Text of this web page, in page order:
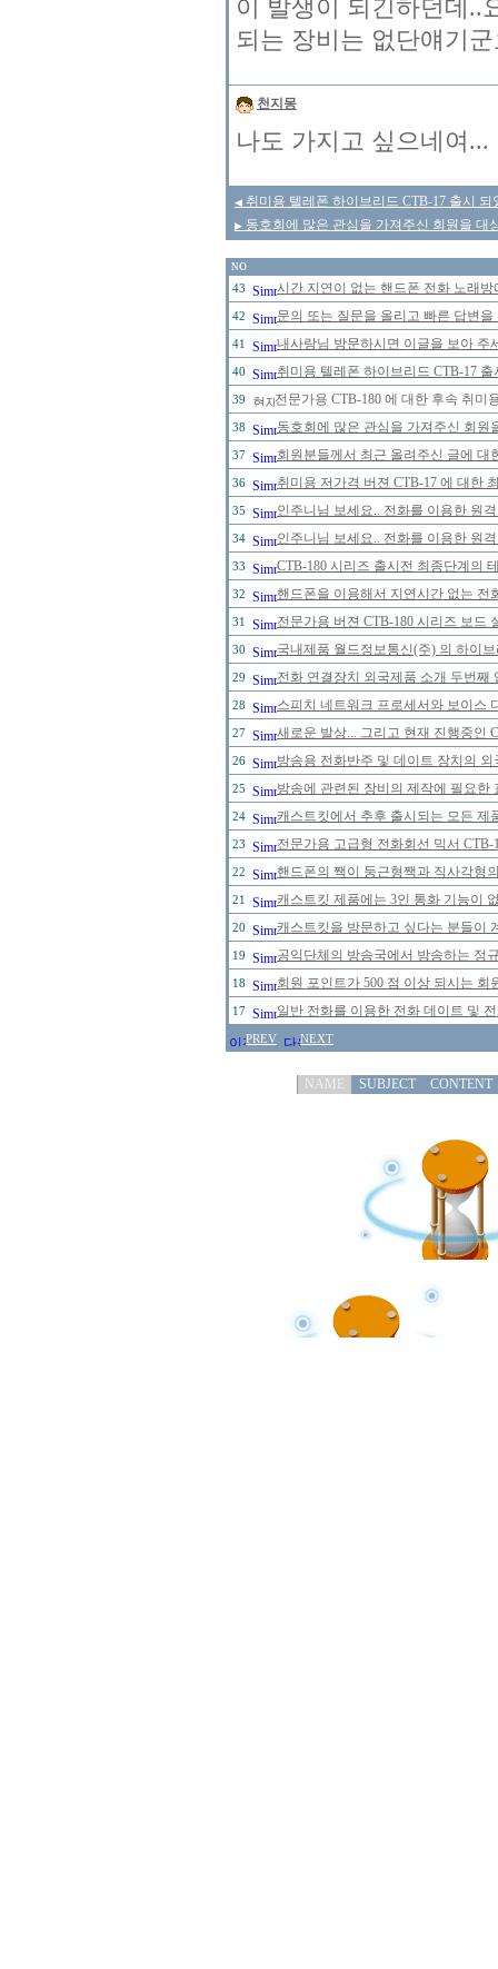
이 발생이 되긴하던데..
되는 장비는 없단얘기
천지몽
나도 가지고 싶으네여...
◀ 취미용 텔레폰 하이브리드 CTB-17 출시 되
▶ 동호회에 많은 관심을 가져주신 회원을 대
NO
43 시간 지연이 없는 핸드폰 전화 노래
42 문의 또는 질문을 올리고 빠른 답변
41 내사랑님 방문하시면 이글을 보아 주
40 취미용 텔레폰 하이브리드 CTB-17
39 전문가용 CTB-180 에 대한 후속 취미
38 동호회에 많은 관심을 가져주신 회
37 회원분들께서 최근 올려주신 글에
36 취미용 저가격 버젼 CTB-17 에 대한
35 인주니님 보세요.. 전화를 이용한 원
34 인주니님 보세요.. 전화를 이용한 원
33 CTB-180 시리즈 출시전 최종단계의
32 핸드폰을 이용해서 지연시간 없는
31 전문가용 버젼 CTB-180 시리즈 보드
30 국내제품 월드정보통신(주) 의 하이
29 전화 연결장치 외국제품 소개 두번째
28 스피치 네트워크 프로세서와 보이스
27 새로운 발상... 그리고 현재 진행중인
26 방송용 전화반주 및 데이트 장치의
25 방송에 관련된 장비의 제작에 필요
24 캐스트킷에서 추후 출시되는 모든
23 전문가용 고급형 전화회선 믹서
22 핸드폰의 짹이 둥근형짹과 직사각형
21 캐스트킷 제품에는 3인 통화 기능이
20 캐스트킷을 방문하고 싶다는 분들이
19 공익단체의 방송국에서 방송하는 정
18 회원 포인트가 500 점 이상 되시는 회
17 일반 전화를 이용한 전화 데이트 및
PREV NEXT